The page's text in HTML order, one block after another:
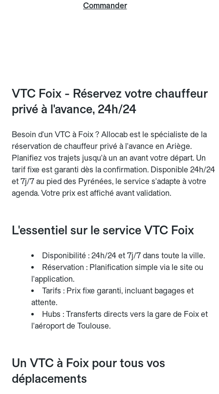
Commander
VTC Foix - Réservez votre chauffeur
privé à l'avance, 24h/24
Besoin d'un VTC à Foix ? Allocab est le spécialiste de la
réservation de chauffeur privé à l'avance en Ariège.
Planifiez vos trajets jusqu'à un an avant votre départ. Un
tarif fixe est garanti dès la confirmation. Disponible 24h/24
et 7j/7 au pied des Pyrénées, le service s'adapte à votre
agenda. Votre prix est affiché avant validation.
L'essentiel sur le service VTC Foix
Disponibilité : 24h/24 et 7j/7 dans toute la ville.
Réservation : Planification simple via le site ou
l'application.
Tarifs : Prix fixe garanti, incluant bagages et
attente.
Hubs : Transferts directs vers la gare de Foix et
l'aéroport de Toulouse.
Un VTC à Foix pour tous vos
déplacements